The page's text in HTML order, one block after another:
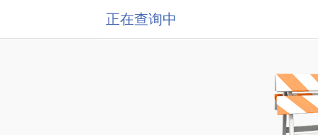
正在查询中